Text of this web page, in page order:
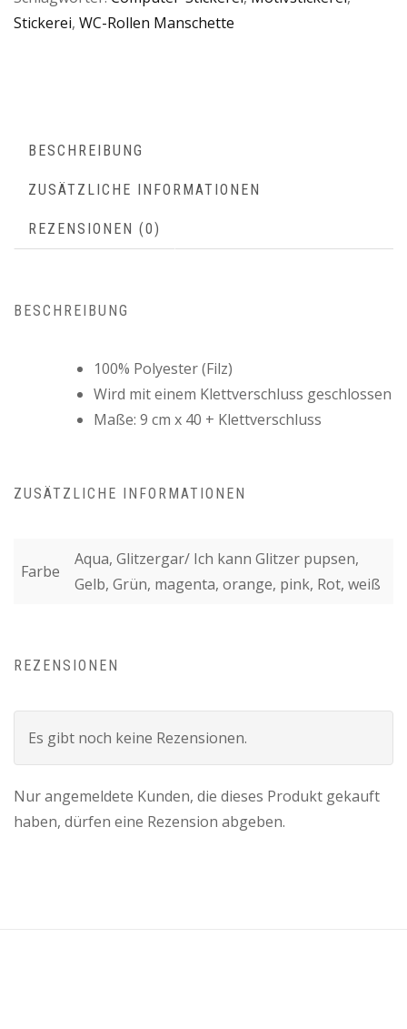
Stickerei, WC-Rollen Manschette
BESCHREIBUNG
ZUSÄTZLICHE INFORMATIONEN
REZENSIONEN (0)
BESCHREIBUNG
100% Polyester (Filz)
Wird mit einem Klettverschluss geschlossen
Maße: 9 cm x 40 + Klettverschluss
ZUSÄTZLICHE INFORMATIONEN
Farbe
Aqua, Glitzergar/ Ich kann Glitzer pupsen,
Gelb, Grün, magenta, orange, pink, Rot, weiß
REZENSIONEN
Es gibt noch keine Rezensionen.
Nur angemeldete Kunden, die dieses Produkt gekauft
haben, dürfen eine Rezension abgeben.